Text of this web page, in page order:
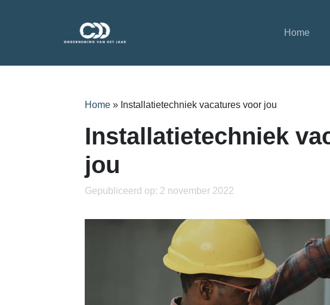
Home
Home » Installatietechniek vacatures voor jou
Installatietechniek
jou
Gepubliceerd op: 2 november 2022